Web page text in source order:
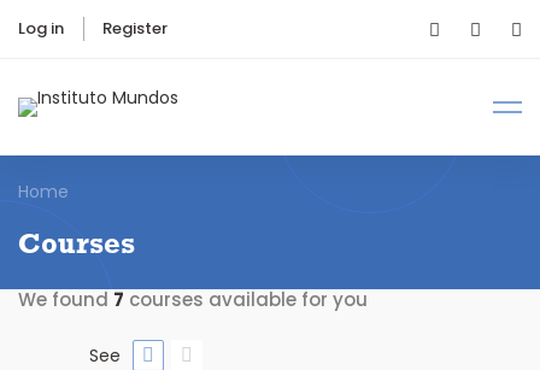
Log in Register
Home
Courses
We found 7 courses available for you
See